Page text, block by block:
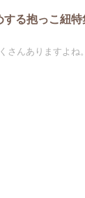
する抱っこ紐
さんありますよね